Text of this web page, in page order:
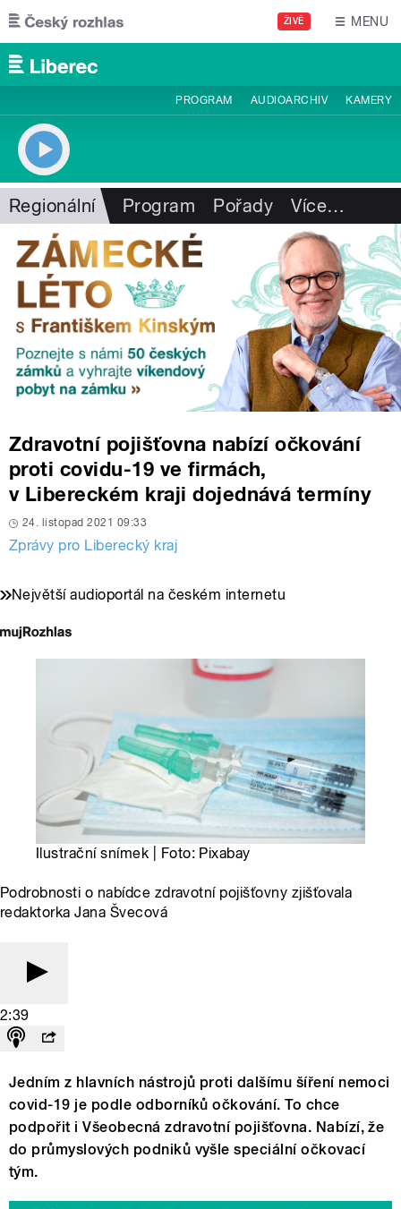
Přejít k hlavnímu obsahu
ŽIVĚ MENU
PROGRAM AUDIOARCHIV KAMERY
Regionální Program Pořady Více…
Zdravotní pojišťovna nabízí očkování
proti covidu-19 ve firmách,
v Libereckém kraji dojednává termíny
24. listopad 2021 09:33
Zprávy pro Liberecký kraj
Největší audioportál na českém internetu
Ilustrační snímek | Foto: Pixabay
Podrobnosti o nabídce zdravotní pojišťovny zjišťovala
redaktorka Jana Švecová
2:39
Jedním z hlavních nástrojů proti dalšímu šíření nemoci
covid-19 je podle odborníků očkování. To chce
podpořit i Všeobecná zdravotní pojišťovna. Nabízí, že
do průmyslových podniků vyšle speciální očkovací
tým.